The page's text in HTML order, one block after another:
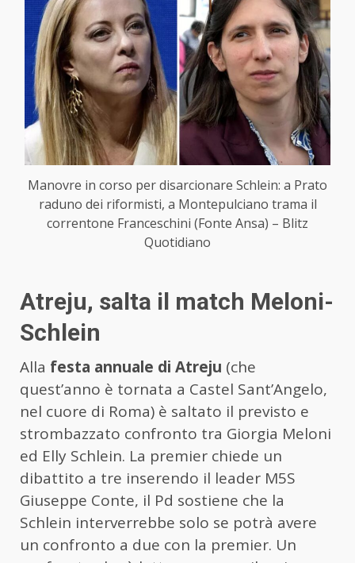
Manovre in corso per disarcionare Schlein: a Prato
raduno dei riformisti, a Montepulciano trama il
correntone Franceschini (Fonte Ansa) – Blitz
Quotidiano
Atreju, salta il match Meloni-
Schlein
Alla festa annuale di Atreju (che
quest’anno è tornata a Castel Sant’Angelo,
nel cuore di Roma) è saltato il previsto e
strombazzato confronto tra Giorgia Meloni
ed Elly Schlein. La premier chiede un
dibattito a tre inserendo il leader M5S
Giuseppe Conte, il Pd sostiene che la
Schlein interverrebbe solo se potrà avere
un confronto a due con la premier. Un